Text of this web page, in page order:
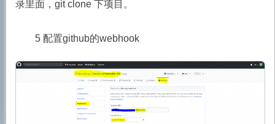
录里面，git clone 下项目。
5 配置github的webhook